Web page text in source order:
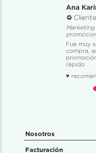
Ana
Fue muy
compra,
rápido
♥
Nosotros
Facturación